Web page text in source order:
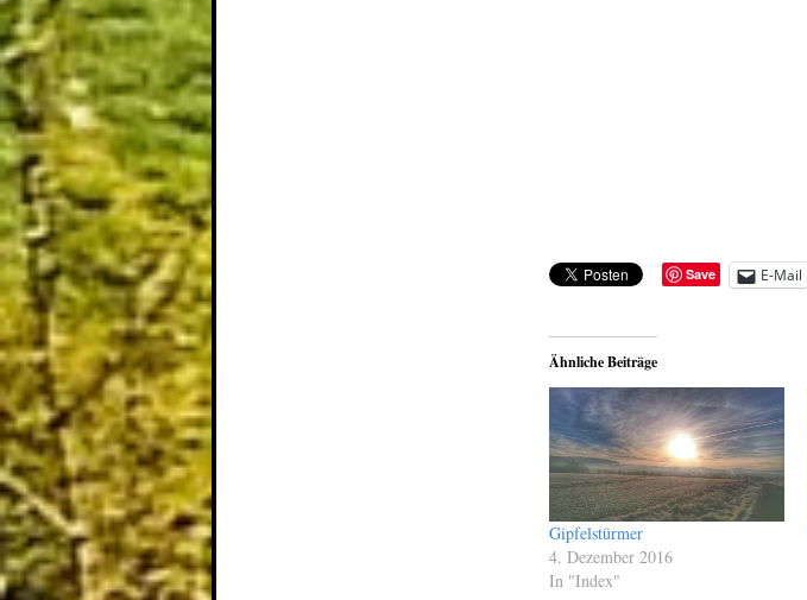
Save E-Mail
Ähnliche Beiträge
Gipfelstürmer
4. Dezember 2016
In "Index"